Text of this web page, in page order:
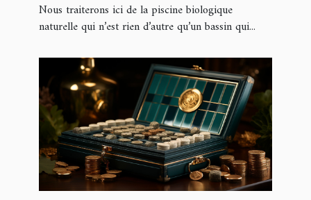
Nous traiterons ici de la piscine biologique
naturelle qui n’est rien d’autre qu’un bassin qui...